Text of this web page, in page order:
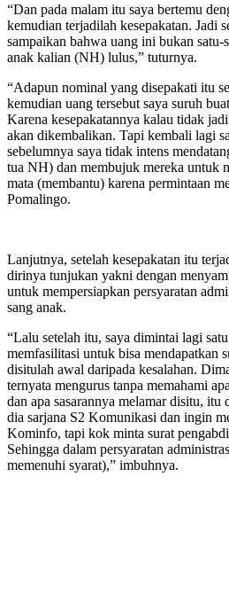
“Dan pada malam itu saya bertemu
kemudian terjadilah kesepakatan. Jadi
sampaikan bahwa uang ini bukan satu-
anak kalian (NH) lulus,” tuturnya.
“Adapun nominal yang disepakati itu
kemudian uang tersebut saya suruh
Karena kesepakatannya kalau tidak
akan dikembalikan. Tapi kembali lagi
sebelumnya saya tidak intens
tua NH) dan membujuk mereka untuk
mata (membantu) karena permintaan
Pomalingo.
Lanjutnya, setelah kesepakatan itu
dirinya tunjukan yakni dengan
untuk mempersiapkan persyaratan
sang anak.
“Lalu setelah itu, saya dimintai lagi
memfasilitasi untuk bisa mendapatkan
disitulah awal daripada kesalahan.
ternyata mengurus tanpa memahami
dan apa sasarannya melamar disitu,
dia sarjana S2 Komunikasi dan ingin
Kominfo, tapi kok minta surat
Sehingga dalam persyaratan
memenuhi syarat),” imbuhnya.